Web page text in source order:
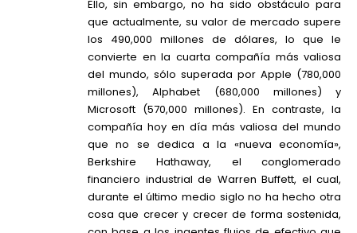
Ello, sin embargo, no ha sido obstáculo para
que actualmente, su valor de mercado supere
los 490,000 millones de dólares, lo que le
convierte en la cuarta compañía más valiosa
del mundo, sólo superada por Apple (780,000
millones), Alphabet (680,000 millones) y
Microsoft (570,000 millones). En contraste, la
compañía hoy en día más valiosa del mundo
que no se dedica a la «nueva economía»,
Berkshire Hathaway, el conglomerado
financiero industrial de Warren Buffett, el cual,
durante el último medio siglo no ha hecho otra
cosa que crecer y crecer de forma sostenida,